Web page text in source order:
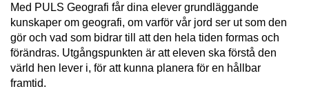
Med PULS Geografi får dina elever grundläggande
kunskaper om geografi, om varför vår jord ser ut som den
gör och vad som bidrar till att den hela tiden formas och
förändras. Utgångspunkten är att eleven ska förstå den
värld hen lever i, för att kunna planera för en hållbar
framtid.